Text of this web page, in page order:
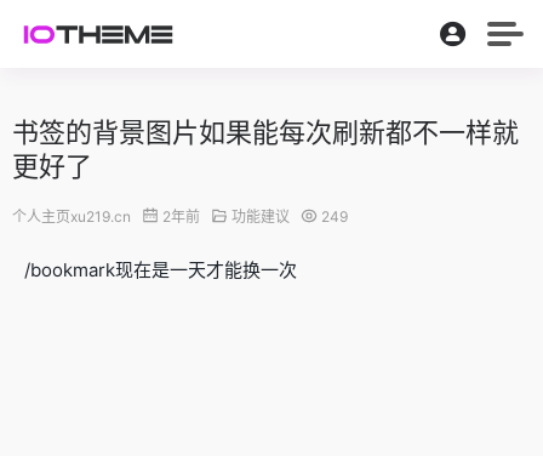
书签的背景图片如果能每次刷新都不一样就
更好了
个人主页xu219.cn 2年前 功能建议 249
/bookmark现在是一天才能换一次